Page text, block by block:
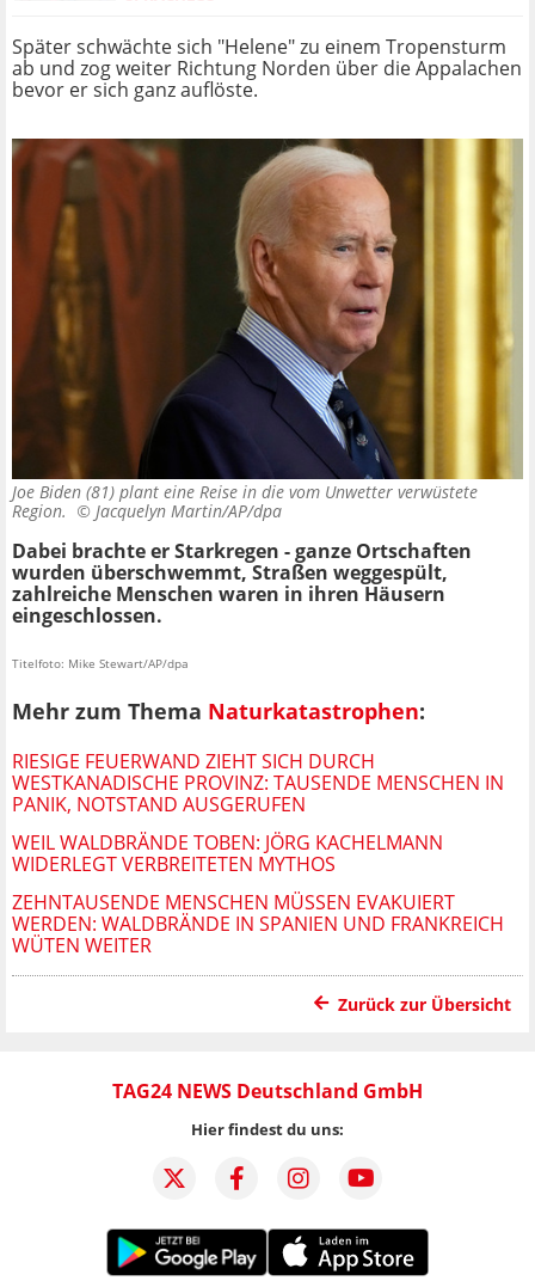
Später schwächte sich "Helene" zu einem Tropensturm
ab und zog weiter Richtung Norden über die Appalachen
bevor er sich ganz auflöste.
Joe Biden (81) plant eine Reise in die vom Unwetter verwüstete
Region. © Jacquelyn Martin/AP/dpa
Dabei brachte er Starkregen - ganze Ortschaften
wurden überschwemmt, Straßen weggespült,
zahlreiche Menschen waren in ihren Häusern
eingeschlossen.
Titelfoto: Mike Stewart/AP/dpa
Mehr zum Thema Naturkatastrophen:
RIESIGE FEUERWAND ZIEHT SICH DURCH
WESTKANADISCHE PROVINZ: TAUSENDE MENSCHEN IN
PANIK, NOTSTAND AUSGERUFEN
WEIL WALDBRÄNDE TOBEN: JÖRG KACHELMANN
WIDERLEGT VERBREITETEN MYTHOS
ZEHNTAUSENDE MENSCHEN MÜSSEN EVAKUIERT
WERDEN: WALDBRÄNDE IN SPANIEN UND FRANKREICH
WÜTEN WEITER
Zurück zur Übersicht
TAG24 NEWS Deutschland GmbH
Hier findest du uns: